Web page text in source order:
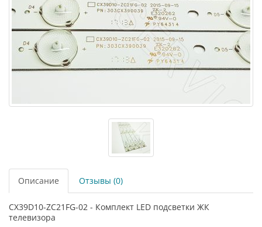
Описание Отзывы (0)
CX39D10-ZC21FG-02 - Комплект LED подсветки ЖК
телевизора